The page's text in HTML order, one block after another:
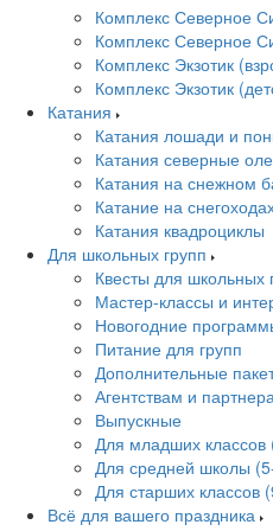
Комплекс Северное
Комплекс Северное
Комплекс Экзотик
Комплекс Экзотик
Катания
Катания лошади и
Катания северные
Катания на снежном
Катание на
Катания квадроциклы
Для школьных групп
Квесты для школьных
Мастер-классы и
Новогодние
Питание для групп
Дополнительные
Агентствам и
Выпускные
Для младших классов
Для средней школы
Для старших классов
Всё для вашего праздника